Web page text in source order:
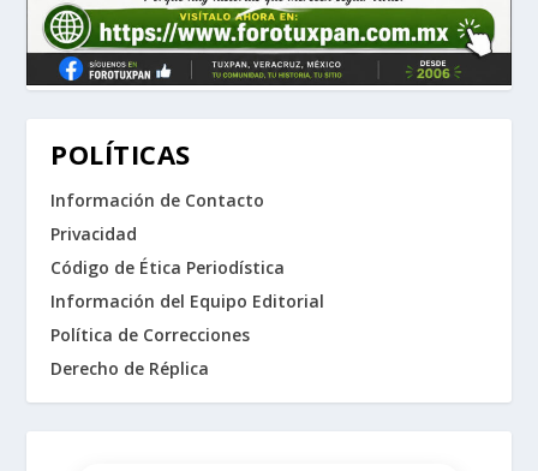
POLÍTICAS
Información de Contacto
Privacidad
Código de Ética Periodística
Información del Equipo Editorial
Política de Correcciones
Derecho de Réplica